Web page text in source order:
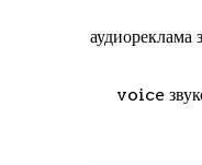
аудиореклама
voice